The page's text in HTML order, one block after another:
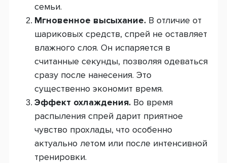
семьи.
Мгновенное высыхание. В отличие от
шариковых средств, спрей не оставляет
влажного слоя. Он испаряется в
считанные секунды, позволяя одеваться
сразу после нанесения. Это
существенно экономит время.
Эффект охлаждения. Во время
распыления спрей дарит приятное
чувство прохлады, что особенно
актуально летом или после интенсивной
тренировки.